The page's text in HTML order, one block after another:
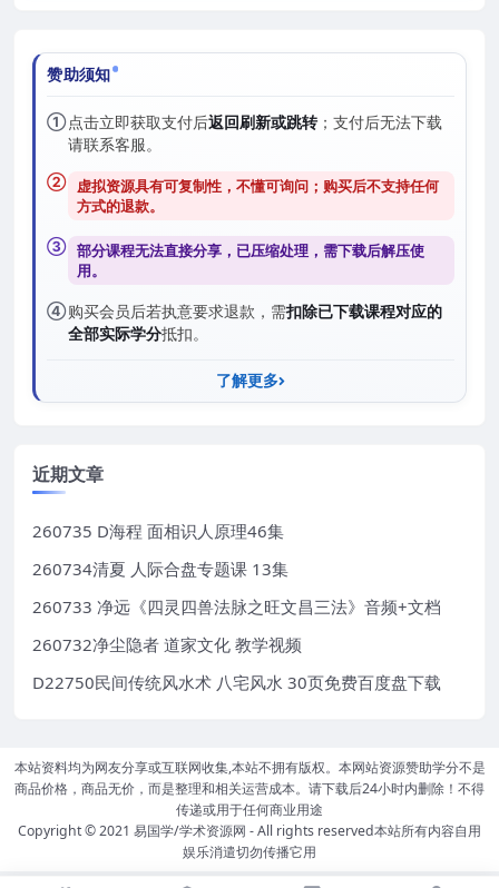
赞助须知
①点击立即获取支付后返回刷新或跳转；支付后无法下载
请联系客服。
② 虚拟资源具有可复制性，不懂可询问；购买后不支持任何
方式的退款。
③ 部分课程无法直接分享，已压缩处理，需下载后解压使
用。
④购买会员后若执意要求退款，需扣除已下载课程对应的
全部实际学分抵扣。
了解更多
近期文章
260735 D海程 面相识人原理46集
260734清夏 人际合盘专题课 13集
260733 净远《四灵四兽法脉之旺文昌三法》音频+文档
260732净尘隐者 道家文化 教学视频
D22750民间传统风水术 八宅风水 30页免费百度盘下载
本站资料均为网友分享或互联网收集,本站不拥有版权。本网站资源赞助学分不是
商品价格，商品无价，而是整理和相关运营成本。请下载后24小时内删除！不得
传递或用于任何商业用途
Copyright © 2021 易国学/学术资源网 - All rights reserved本站所有内容自用
娱乐消遣切勿传播它用